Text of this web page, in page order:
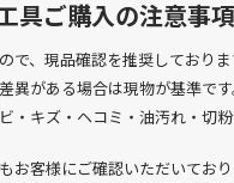
具ご購入の注意事項
で、現品確認を推奨しておりま
異がある場合は現物が基準です
・キズ・ヘコミ・油汚れ・切
お客様にご確認いただいており